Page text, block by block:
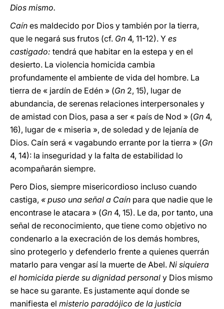
Dios mismo.
Caín es maldecido por Dios y también por la tierra,
que le negará sus frutos (cf. Gn 4, 11-12). Y es
castigado: tendrá que habitar en la estepa y en el
desierto. La violencia homicida cambia
profundamente el ambiente de vida del hombre. La
tierra de « jardín de Edén » (Gn 2, 15), lugar de
abundancia, de serenas relaciones interpersonales y
de amistad con Dios, pasa a ser « país de Nod » (Gn 4,
16), lugar de « miseria », de soledad y de lejanía de
Dios. Caín será « vagabundo errante por la tierra » (Gn
4, 14): la inseguridad y la falta de estabilidad lo
acompañarán siempre.
Pero Dios, siempre misericordioso incluso cuando
castiga, « puso una señal a Caín para que nadie que le
encontrase le atacara » (Gn 4, 15). Le da, por tanto, una
señal de reconocimiento, que tiene como objetivo no
condenarlo a la execración de los demás hombres,
sino protegerlo y defenderlo frente a quienes querrán
matarlo para vengar así la muerte de Abel. Ni siquiera
el homicida pierde su dignidad personal y Dios mismo
se hace su garante. Es justamente aquí donde se
manifiesta el misterio paradójico de la justicia